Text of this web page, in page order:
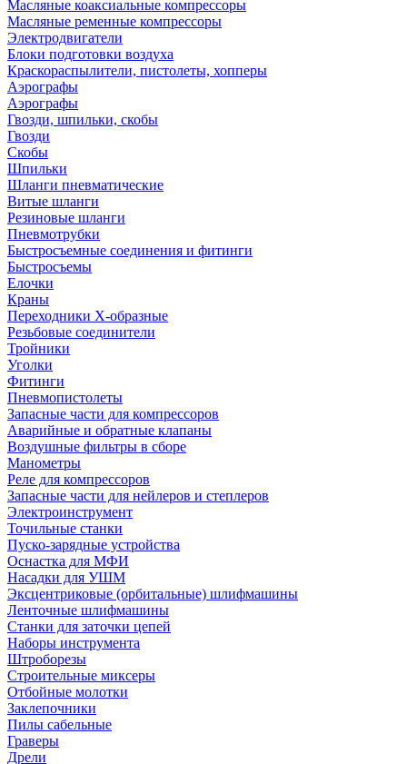
Масляные коаксиальные компрессоры
Масляные ременные компрессоры
Электродвигатели
Блоки подготовки воздуха
Краскораспылители, пистолеты, хопперы
Аэрографы
Аэрографы
Гвозди, шпильки, скобы
Гвозди
Скобы
Шпильки
Шланги пневматические
Витые шланги
Резиновые шланги
Пневмотрубки
Быстросъемные соединения и фитинги
Быстросъемы
Елочки
Краны
Переходники Х-образные
Резьбовые соединители
Тройники
Уголки
Фитинги
Пневмопистолеты
Запасные части для компрессоров
Аварийные и обратные клапаны
Воздушные фильтры в сборе
Манометры
Реле для компрессоров
Запасные части для нейлеров и степлеров
Электроинструмент
Точильные станки
Пуско-зарядные устройства
Оснастка для МФИ
Насадки для УШМ
Эксцентриковые (орбитальные) шлифмашины
Ленточные шлифмашины
Станки для заточки цепей
Наборы инструмента
Штроборезы
Строительные миксеры
Отбойные молотки
Заклепочники
Пилы сабельные
Граверы
Дрели